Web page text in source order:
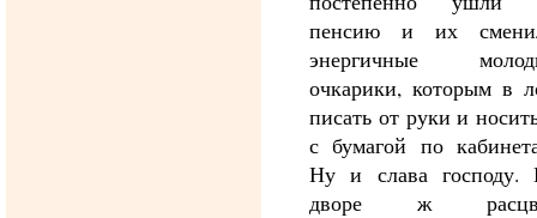
пенсию и их
энергичные
очкарики, которым в
писать от руки и
с бумагой по
Ну и слава господу.
дворе ж